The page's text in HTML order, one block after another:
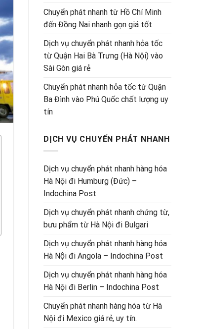
Chuyển phát nhanh từ Hồ Chí Minh
đến Đồng Nai nhanh gọn giá tốt
Dịch vụ chuyển phát nhanh hỏa tốc
từ Quận Hai Bà Trưng (Hà Nội) vào
Sài Gòn giá rẻ
Chuyển phát nhanh hỏa tốc từ Quận
Ba Đình vào Phú Quốc chất lượng uy
tín
DỊCH VỤ CHUYỂN PHÁT NHANH
Dịch vụ chuyển phát nhanh hàng hóa
Hà Nội đi Humburg (Đức) –
Indochina Post
Dịch vụ chuyển phát nhanh chứng từ,
bưu phẩm từ Hà Nội đi Bulgari
Dịch vụ chuyển phát nhanh hàng hóa
Hà Nội đi Angola – Indochina Post
Dịch vụ chuyển phát nhanh hàng hóa
Hà Nội đi Berlin – Indochina Post
Chuyển phát nhanh hàng hóa từ Hà
Nội đi Mexico giá rẻ, uy tín.